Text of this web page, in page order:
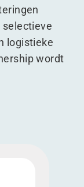
selectieve
logistieke
wordt